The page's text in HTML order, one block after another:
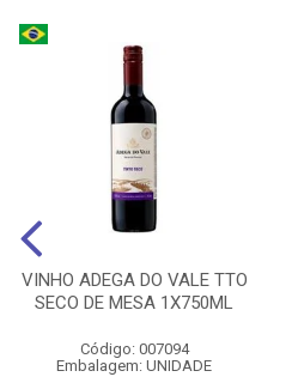
VINHO ADEGA DO VALE TTO
SECO DE MESA 1X750ML
Código: 007094
Embalagem: UNIDADE